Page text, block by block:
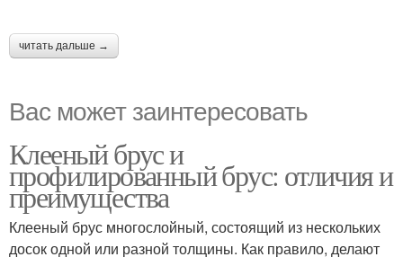
читать дальше →
Вас может заинтересовать
Клееный брус и
профилированный брус: отличия и
преимущества
Клееный брус многослойный, состоящий из нескольких
досок одной или разной толщины. Как правило, делают